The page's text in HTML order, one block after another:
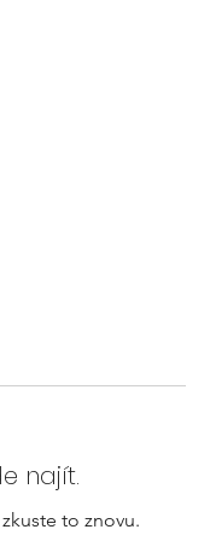
najít.
to znovu.